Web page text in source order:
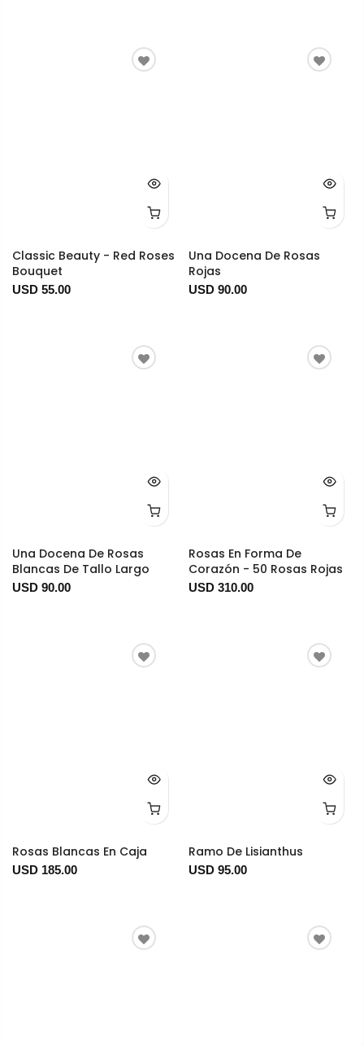
Classic Beauty - Red Roses
Bouquet
USD 55.00
Una Docena De Rosas
Rojas
USD 90.00
Una Docena De Rosas
Blancas De Tallo Largo
USD 90.00
Rosas En Forma De
Corazón - 50 Rosas Rojas
USD 310.00
Rosas Blancas En Caja
USD 185.00
Ramo De Lisianthus
USD 95.00